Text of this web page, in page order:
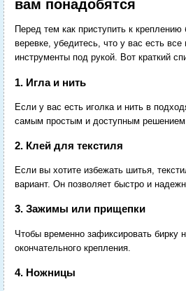
вам понадобятся
Перед тем как приступить к креплению
веревке, убедитесь, что у вас есть
инструменты под рукой. Вот краткий
1. Игла и нить
Если у вас есть иголка и нить в
самым простым и доступным решением.
2. Клей для текстиля
Если вы хотите избежать шитья,
вариант. Он позволяет быстро и
3. Зажимы или прищепки
Чтобы временно зафиксировать бирку
окончательного крепления.
4. Ножницы